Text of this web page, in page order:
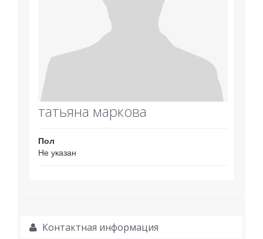
татьяна маркова
Пол
Не указан
Контактная информация